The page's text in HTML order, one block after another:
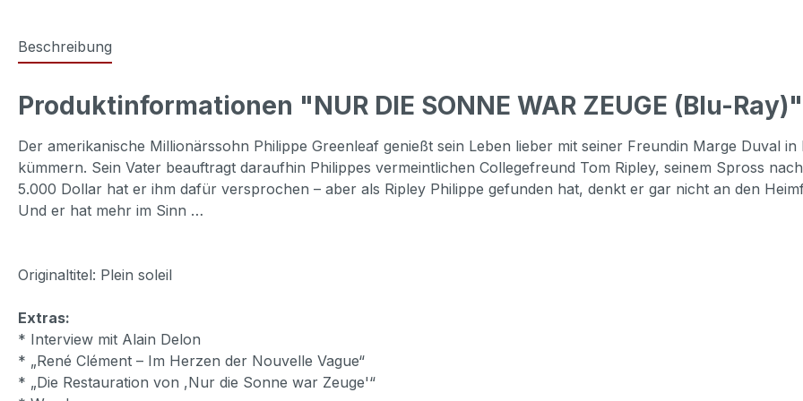
Beschreibung
Produktinformationen "NUR DIE SONNE WAR ZEUGE (Blu-Ray)"
Der amerikanische Millionärssohn Philippe Greenleaf genießt sein Leben lieber mit seiner Freundin Marge Duval
kümmern. Sein Vater beauftragt daraufhin Philippes vermeintlichen Collegefreund Tom Ripley, seinem Spross
5.000 Dollar hat er ihm dafür versprochen – aber als Ripley Philippe gefunden hat, denkt er gar nicht an den
Und er hat mehr im Sinn …
Originaltitel: Plein soleil
Extras:
* Interview mit Alain Delon
* „René Clément – Im Herzen der Nouvelle Vague“
* „Die Restauration von ,Nur die Sonne war Zeuge'“